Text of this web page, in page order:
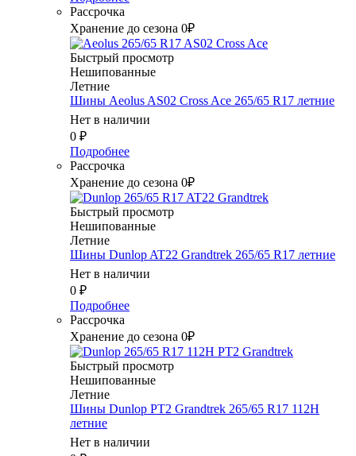
Рассрочка
Хранение до сезона 0₽
Быстрый просмотр
Нешипованные
Летние
Шины Aeolus AS02 Cross Ace 265/65 R17 летние
Нет в наличии
0 ₽
Подробнее
Рассрочка
Хранение до сезона 0₽
Быстрый просмотр
Нешипованные
Летние
Шины Dunlop AT22 Grandtrek 265/65 R17 летние
Нет в наличии
0 ₽
Подробнее
Рассрочка
Хранение до сезона 0₽
Быстрый просмотр
Нешипованные
Летние
Шины Dunlop PT2 Grandtrek 265/65 R17 112H
летние
Нет в наличии